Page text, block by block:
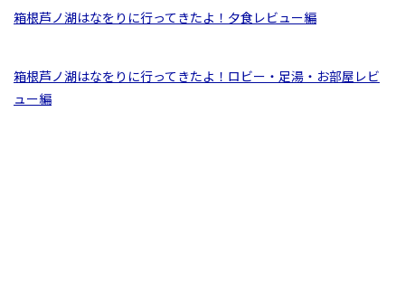
箱根芦ノ湖はなをりに行ってきたよ！夕食レビュー編
箱根芦ノ湖はなをりに行ってきたよ！ロビー・足湯・お部屋レビ
ュー編